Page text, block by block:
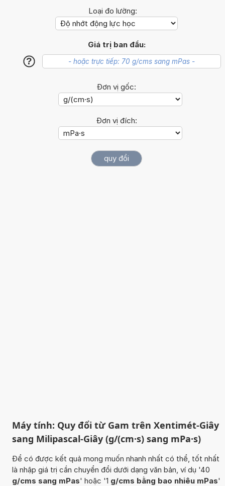
Loại đo lường:
Giá trị ban đầu:
?
Đơn vị gốc:
Đơn vị đích:
Máy tính: Quy đổi từ Gam trên Xentimét-Giây
sang Milipascal-Giây (g/(cm·s) sang mPa·s)
Để có được kết quả mong muốn nhanh nhất có thể, tốt nhất
là nhập giá trị cần chuyển đổi dưới dạng văn bản, ví dụ '40
g/cms sang mPas' hoặc '1 g/cms bằng bao nhiêu mPas'